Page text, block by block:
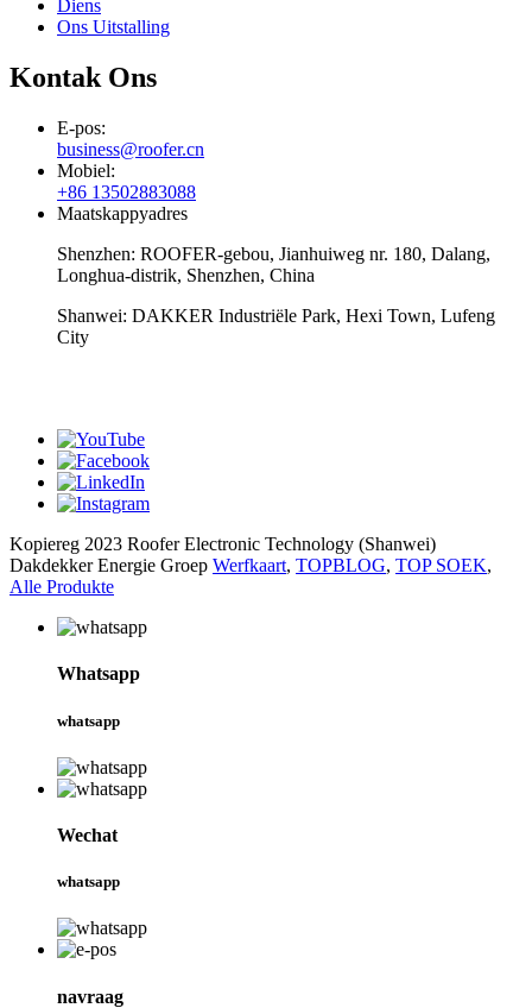
Diens
Ons Uitstalling
Kontak Ons
E-pos:
business@roofer.cn
Mobiel:
+86 13502883088
Maatskappyadres
Shenzhen: ROOFER-gebou, Jianhuiweg nr. 180, Dalang,
Longhua-distrik, Shenzhen, China
Shanwei: DAKKER Industriële Park, Hexi Town, Lufeng
City
Kopiereg 2023 Roofer Electronic Technology (Shanwei)
Dakdekker Energie Groep Werfkaart, TOPBLOG, TOP SOEK,
Alle Produkte
Whatsapp
whatsapp
Wechat
whatsapp
navraag